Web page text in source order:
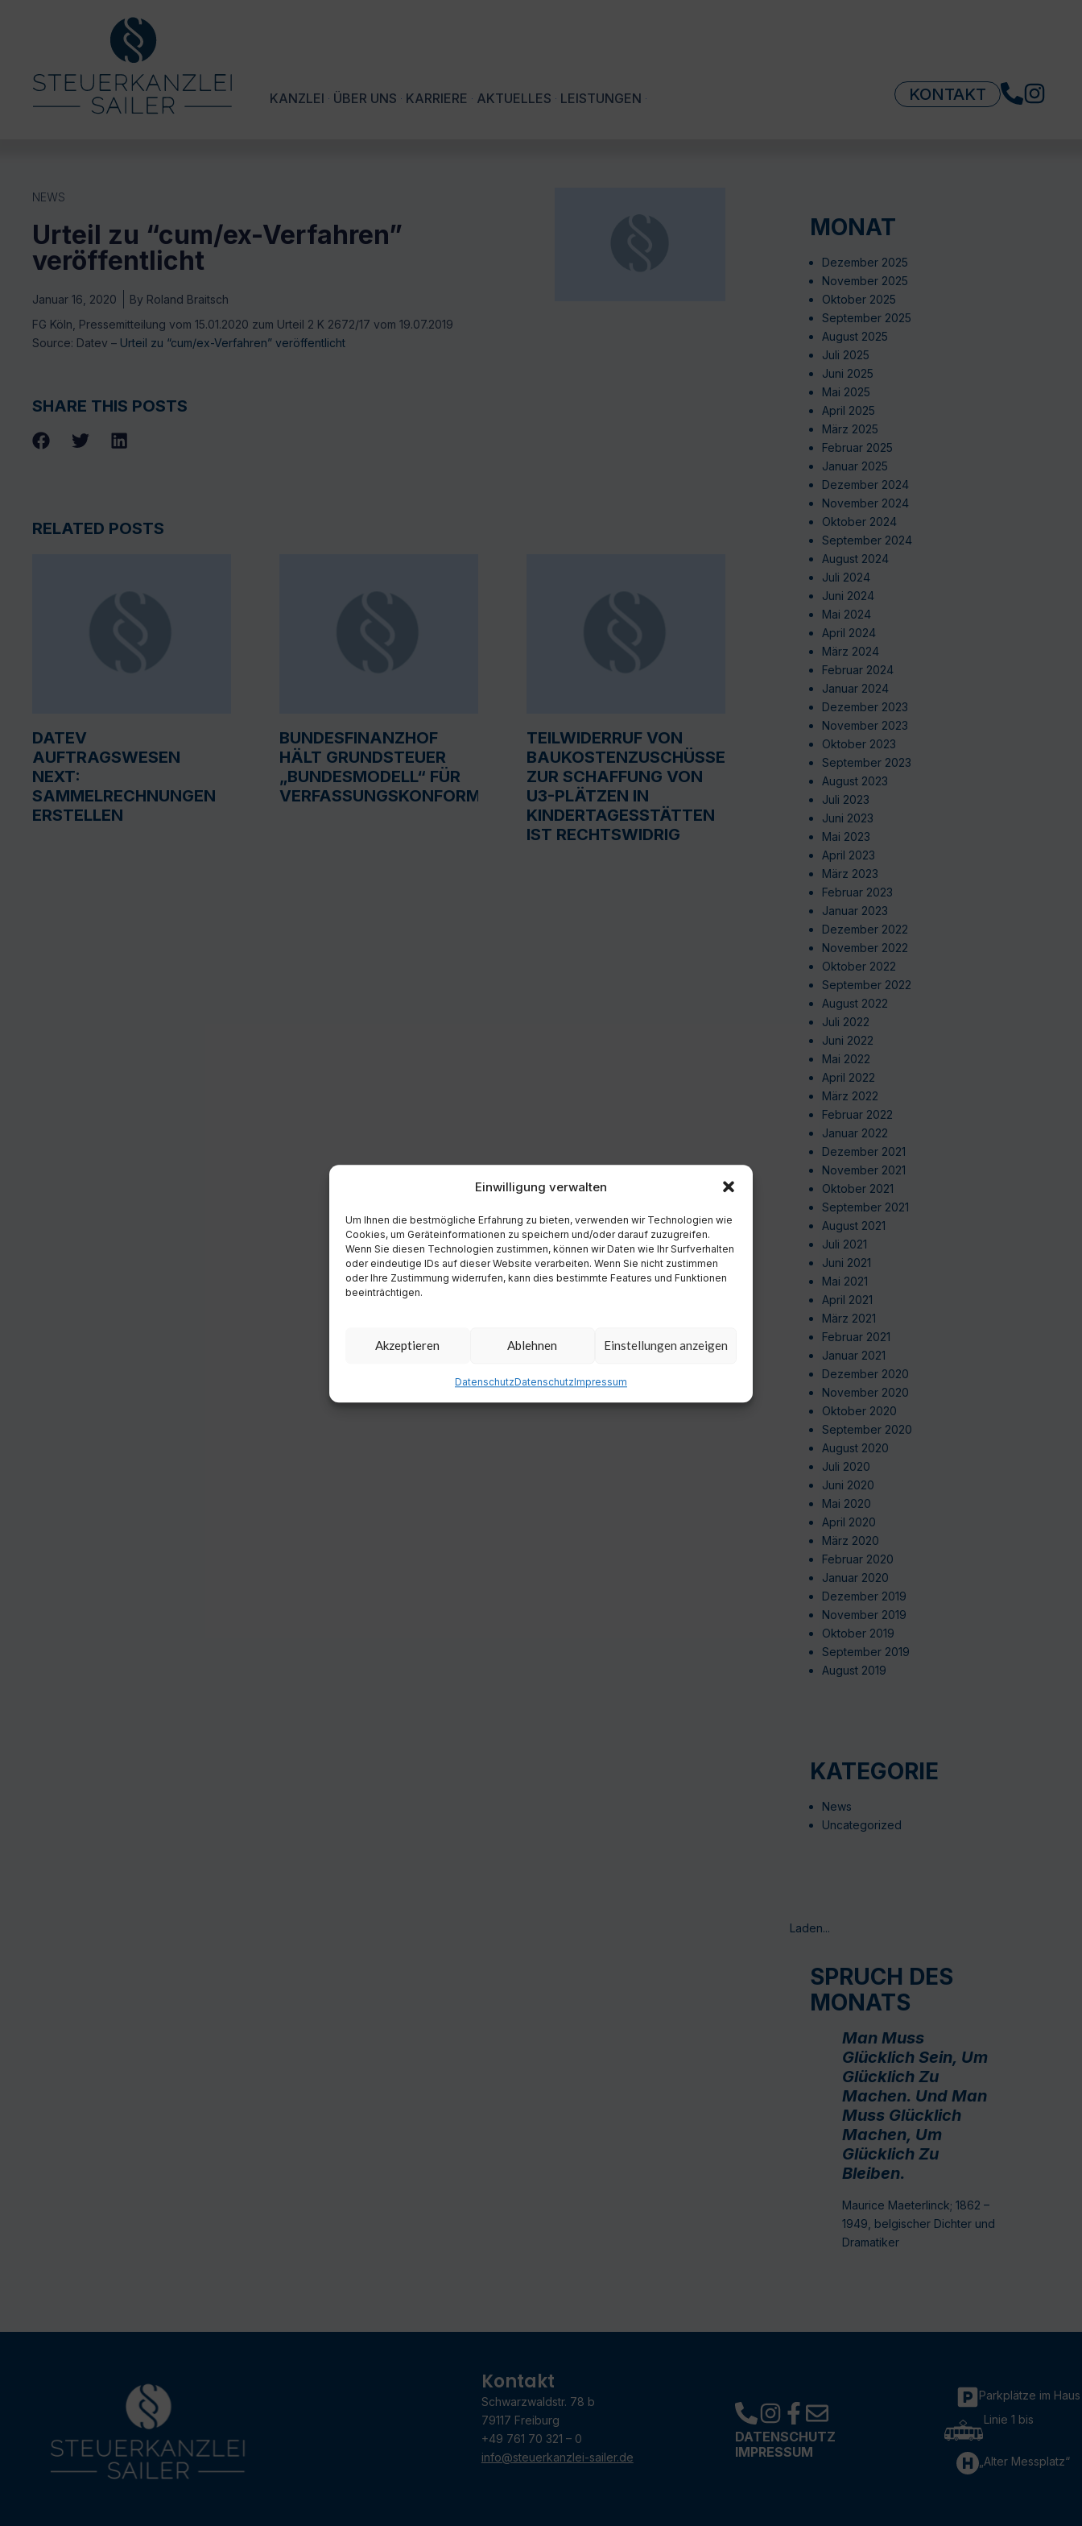
Einwilligung verwalten
Um Ihnen die bestmögliche Erfahrung zu bieten, verwenden wir Technologien wie
Cookies, um Geräteinformationen zu speichern und/oder darauf zuzugreifen.
Wenn Sie diesen Technologien zustimmen, können wir Daten wie Ihr Surfverhalten
oder eindeutige IDs auf dieser Website verarbeiten. Wenn Sie nicht zustimmen
oder Ihre Zustimmung widerrufen, kann dies bestimmte Features und Funktionen
beeinträchtigen.
Akzeptieren Ablehnen Einstellungen anzeigen
DatenschutzDatenschutzImpressum
KANZLEI ÜBER UNS KARRIERE AKTUELLES LEISTUNGEN KONTAKT
NEWS
Urteil zu “cum/ex-Verfahren”
veröffentlicht
Januar 16, 2020 By Roland Braitsch
FG Köln, Pressemitteilung vom 15.01.2020 zum Urteil 2 K 2672/17 vom 19.07.2019
Source: Datev – Urteil zu “cum/ex-Verfahren” veröffentlicht
SHARE THIS POSTS
RELATED POSTS
DATEV
AUFTRAGSWESEN
NEXT:
SAMMELRECHNUNGEN
ERSTELLEN
BUNDESFINANZHOF
HÄLT GRUNDSTEUER
„BUNDESMODELL“ FÜR
VERFASSUNGSKONFORM
TEILWIDERRUF VON
BAUKOSTENZUSCHÜSSEN
ZUR SCHAFFUNG VON
U3-PLÄTZEN IN
KINDERTAGESSTÄTTEN
IST RECHTSWIDRIG
MONAT
Dezember 2025
November 2025
Oktober 2025
September 2025
August 2025
Juli 2025
Juni 2025
Mai 2025
April 2025
März 2025
Februar 2025
Januar 2025
Dezember 2024
November 2024
Oktober 2024
September 2024
August 2024
Juli 2024
Juni 2024
Mai 2024
April 2024
März 2024
Februar 2024
Januar 2024
Dezember 2023
November 2023
Oktober 2023
September 2023
August 2023
Juli 2023
Juni 2023
Mai 2023
April 2023
März 2023
Februar 2023
Januar 2023
Dezember 2022
November 2022
Oktober 2022
September 2022
August 2022
Juli 2022
Juni 2022
Mai 2022
April 2022
März 2022
Februar 2022
Januar 2022
Dezember 2021
November 2021
Oktober 2021
September 2021
August 2021
Juli 2021
Juni 2021
Mai 2021
April 2021
März 2021
Februar 2021
Januar 2021
Dezember 2020
November 2020
Oktober 2020
September 2020
August 2020
Juli 2020
Juni 2020
Mai 2020
April 2020
März 2020
Februar 2020
Januar 2020
Dezember 2019
November 2019
Oktober 2019
September 2019
August 2019
KATEGORIE
News
Uncategorized
Laden...
SPRUCH DES
MONATS
Man Muss
Glücklich Sein, Um
Glücklich Zu
Machen. Und Man
Muss Glücklich
Machen, Um
Glücklich Zu
Bleiben.
Maurice Maeterlinck; 1862 –
1949, belgischer Dichter und
Dramatiker
Kontakt
Schwarzwaldstr. 78 b
79117 Freiburg
+49 761 70 321 – 0
info@steuerkanzlei-sailer.de
DATENSCHUTZ
IMPRESSUM
Parkplätze im Haus
Linie 1 bis
„Alter Messplatz“